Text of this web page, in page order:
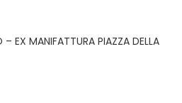
EX MANIFATTURA PIAZZA DELLA